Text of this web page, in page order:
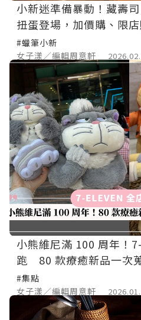
小新迷準備暴動！藏壽
扭蛋登場，加價購、限
#蠟筆小新
女子漾／編輯周意軒
小熊維尼滿 100 周年！
跑 80 款療癒新品一次
#集點
女子漾／編輯周意軒